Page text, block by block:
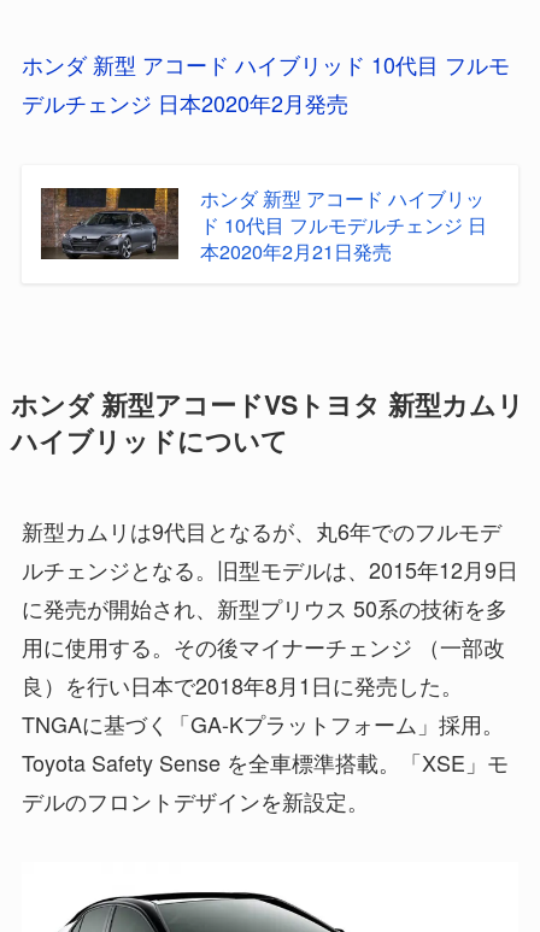
ホンダ 新型 アコード ハイブリッド 10代目 フルモ
デルチェンジ 日本2020年2月発売
ホンダ 新型 アコード ハイブリッ
ド 10代目 フルモデルチェンジ 日
本2020年2月21日発売
ホンダ 新型アコードVSトヨタ 新型カムリ
ハイブリッドについて
新型カムリは9代目となるが、丸6年でのフルモデ
ルチェンジとなる。旧型モデルは、2015年12月9日
に発売が開始され、新型プリウス 50系の技術を多
用に使用する。その後マイナーチェンジ （一部改
良）を行い日本で2018年8月1日に発売した。
TNGAに基づく「GA-Kプラットフォーム」採用。
Toyota Safety Sense を全車標準搭載。「XSE」モ
デルのフロントデザインを新設定。